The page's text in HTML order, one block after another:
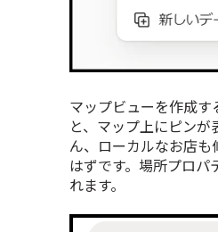
マップビューを作成
と、マップ上にピン
ん、ローカルなお店
はずです。場所プロパ
れます。